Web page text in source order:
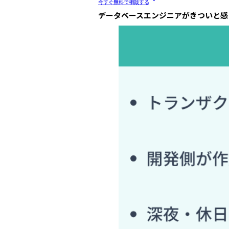
今すぐ無料で相談する
データベースエンジニアがきついと